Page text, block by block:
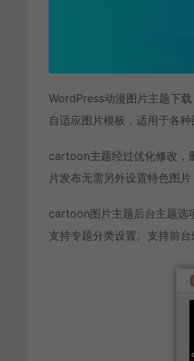
WordPress动漫图片主题下
自适应图片模板，适用于各
cartoon主题经过优化修改，
片发布无需另外设置特色图
cartoon图片主题后台主题选
支持专题分类设置。支持前